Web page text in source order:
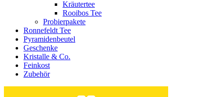
Kräutertee
Rooibos Tee
Probierpakete
Ronnefeldt Tee
Pyramidenbeutel
Geschenke
Kristalle & Co.
Feinkost
Zubehör